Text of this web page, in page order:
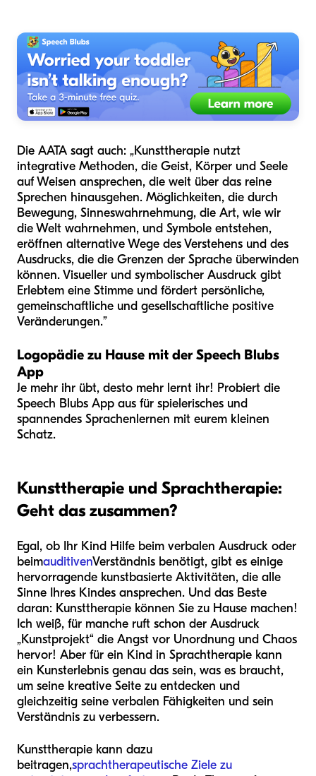
Die AATA sagt auch: „Kunsttherapie nutzt
integrative Methoden, die Geist, Körper und Seele
auf Weisen ansprechen, die weit über das reine
Sprechen hinausgehen. Möglichkeiten, die durch
Bewegung, Sinneswahrnehmung, die Art, wie wir
die Welt wahrnehmen, und Symbole entstehen,
eröffnen alternative Wege des Verstehens und des
Ausdrucks, die die Grenzen der Sprache überwinden
können. Visueller und symbolischer Ausdruck gibt
Erlebtem eine Stimme und fördert persönliche,
gemeinschaftliche und gesellschaftliche positive
Veränderungen.”
Logopädie zu Hause mit der Speech Blubs
App
Je mehr ihr übt, desto mehr lernt ihr! Probiert die
Speech Blubs App aus für spielerisches und
spannendes Sprachenlernen mit eurem kleinen
Schatz.
Kunsttherapie und Sprachtherapie:
Geht das zusammen?
Egal, ob Ihr Kind Hilfe beim verbalen Ausdruck oder
beimauditivenVerständnis benötigt, gibt es einige
hervorragende kunstbasierte Aktivitäten, die alle
Sinne Ihres Kindes ansprechen. Und das Beste
daran: Kunsttherapie können Sie zu Hause machen!
Ich weiß, für manche ruft schon der Ausdruck
„Kunstprojekt“ die Angst vor Unordnung und Chaos
hervor! Aber für ein Kind in Sprachtherapie kann
ein Kunsterlebnis genau das sein, was es braucht,
um seine kreative Seite zu entdecken und
gleichzeitig seine verbalen Fähigkeiten und sein
Verständnis zu verbessern.
Kunsttherapie kann dazu
beitragen,sprachtherapeutische Ziele zu